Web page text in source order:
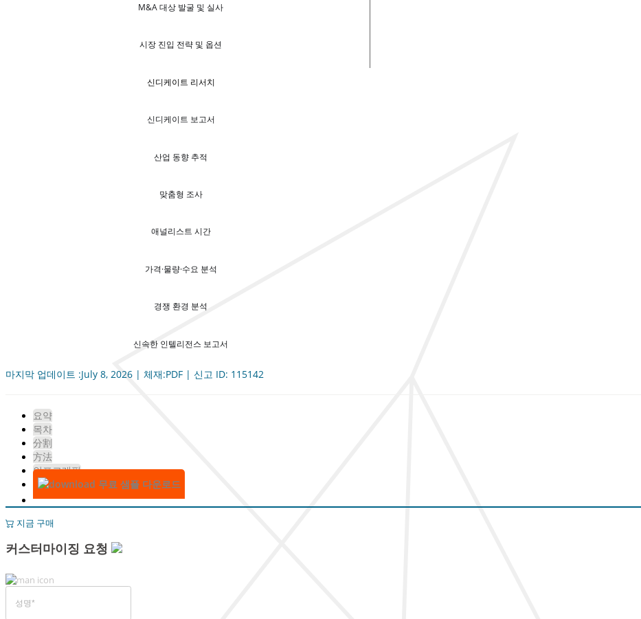
M&A 대상 발굴 및 실사
시장 진입 전략 및 옵션
신디케이트 리서치
신디케이트 보고서
산업 동향 추적
맞춤형 조사
애널리스트 시간
가격·물량·수요 분석
경쟁 환경 분석
신속한 인텔리전스 보고서
마지막 업데이트 :July 8, 2026 | 체재:PDF | 신고 ID: 115142
요약
목차
分割
方法
인포그래픽
무료 샘플 다운로드
지금 구매
커스터마이징 요청